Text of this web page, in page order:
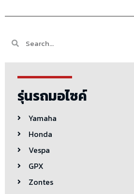
รุ่นรถมอไซค์
Yamaha
Honda
Vespa
GPX
Zontes